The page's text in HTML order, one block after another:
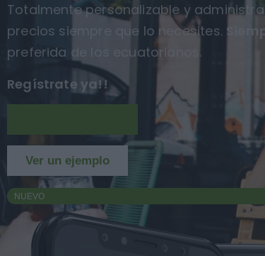
Totalmente personalizable y
precios siempre que lo necesites.
preferida de los ecuatorianos.
Regístrate ya!!
Ver un ejemplo
NUEVO